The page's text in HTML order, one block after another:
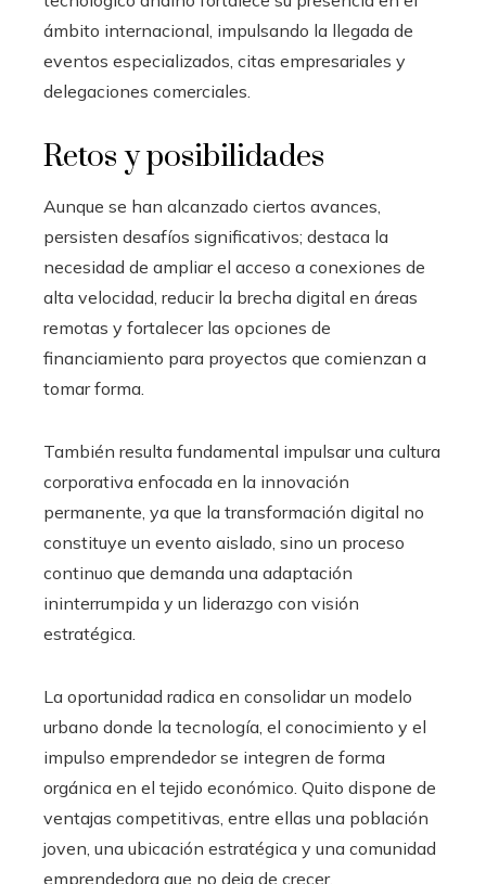
ámbito internacional, impulsando la llegada de
eventos especializados, citas empresariales y
delegaciones comerciales.
Retos y posibilidades
Aunque se han alcanzado ciertos avances,
persisten desafíos significativos; destaca la
necesidad de ampliar el acceso a conexiones de
alta velocidad, reducir la brecha digital en áreas
remotas y fortalecer las opciones de
financiamiento para proyectos que comienzan a
tomar forma.
También resulta fundamental impulsar una cultura
corporativa enfocada en la innovación
permanente, ya que la transformación digital no
constituye un evento aislado, sino un proceso
continuo que demanda una adaptación
ininterrumpida y un liderazgo con visión
estratégica.
La oportunidad radica en consolidar un modelo
urbano donde la tecnología, el conocimiento y el
impulso emprendedor se integren de forma
orgánica en el tejido económico. Quito dispone de
ventajas competitivas, entre ellas una población
joven, una ubicación estratégica y una comunidad
emprendedora que no deja de crecer.